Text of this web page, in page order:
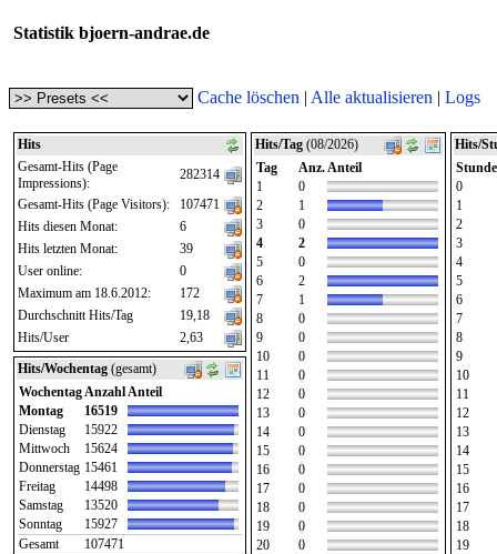
Statistik bjoern-andrae.de
Cache löschen | Alle aktualisieren | Logs
Hits
Gesamt-Hits (Page
Impressions):
282314
Gesamt-Hits (Page Visitors):
107471
Hits diesen Monat:
6
Hits letzten Monat:
39
User online:
0
Maximum am 18.6.2012:
172
Durchschnitt Hits/Tag
19,18
Hits/User
2,63
Hits/Wochentag (gesamt)
Wochentag Anzahl Anteil
Montag
16519
Dienstag
15922
Mittwoch
15624
Donnerstag 15461
Freitag
14498
Samstag
13520
Sonntag
15927
Gesamt
107471
Hits/Tag (08/2026)
Tag
Anz. Anteil
1
0
2
1
3
0
4
2
5
0
6
2
7
1
8
0
9
0
10
0
11
0
12
0
13
0
14
0
15
0
16
0
17
0
18
0
19
0
20
0
Hits/
Stunde
0
1
2
3
4
5
6
7
8
9
10
11
12
13
14
15
16
17
18
19